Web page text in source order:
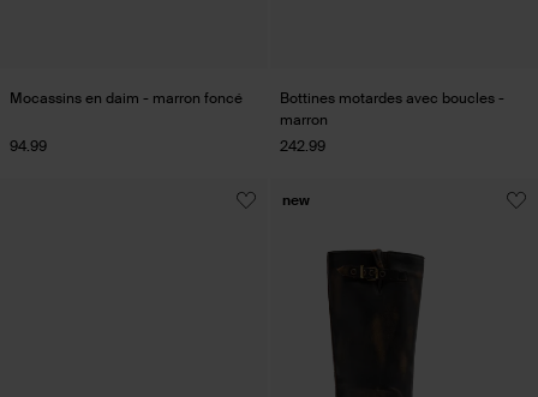
Mocassins en daim - marron foncé
94.99
Bottines motardes avec boucles -
marron
242.99
new